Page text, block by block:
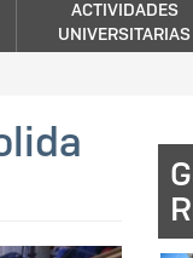
ACTIVIDADES
UNIVERSITARIAS